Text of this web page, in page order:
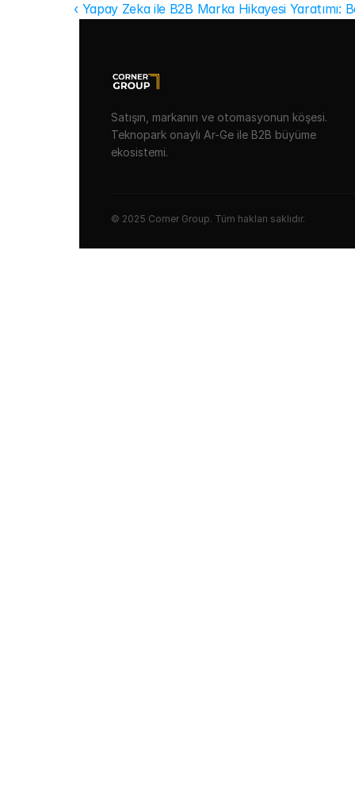
‹ Yapay Zeka ile B2B Marka Hikayesi Yaratımı:
Satışın, markanın ve otomasyonun köşesi.
Teknopark onaylı Ar-Ge ile B2B büyüme
ekosistemi.
© 2025 Corner Group. Tüm hakları saklıdır.